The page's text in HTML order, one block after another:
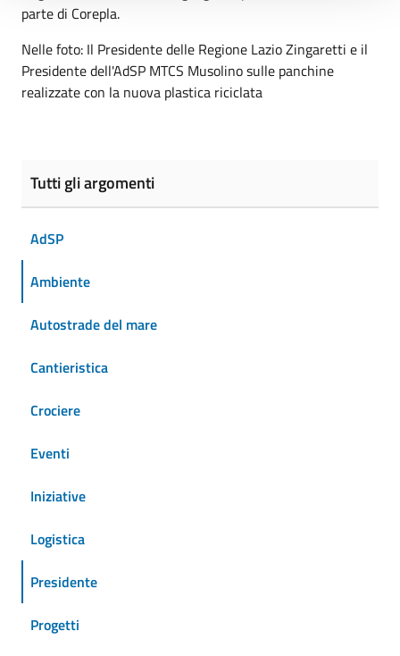
parte di Corepla.
Nelle foto: Il Presidente delle Regione Lazio Zingaretti e il
Presidente dell'AdSP MTCS Musolino sulle panchine
realizzate con la nuova plastica riciclata
Tutti gli argomenti
AdSP
Ambiente
Autostrade del mare
Cantieristica
Crociere
Eventi
Iniziative
Logistica
Presidente
Progetti